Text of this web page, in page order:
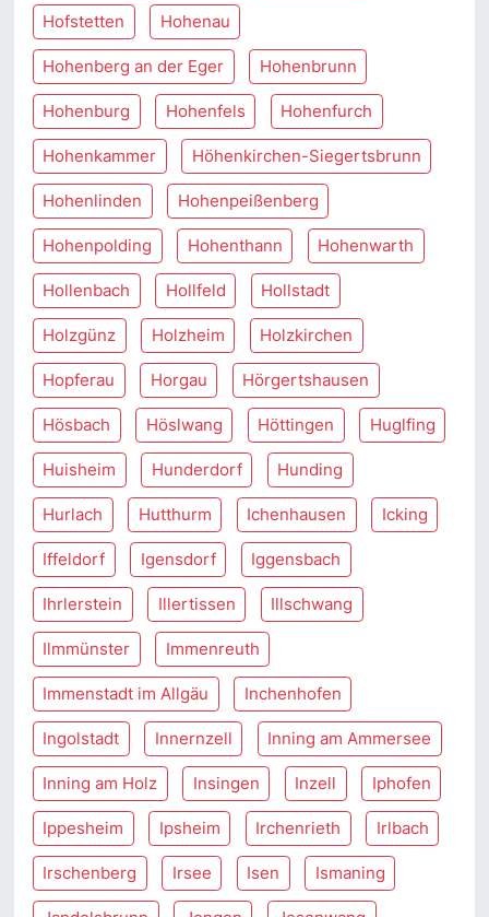
Hofstetten Hohenau
Hohenberg an der Eger Hohenbrunn
Hohenburg Hohenfels Hohenfurch
Hohenkammer Höhenkirchen-Siegertsbrunn
Hohenlinden Hohenpeißenberg
Hohenpolding Hohenthann Hohenwarth
Hollenbach Hollfeld Hollstadt
Holzgünz Holzheim Holzkirchen
Hopferau Horgau Hörgertshausen
Hösbach Höslwang Höttingen Huglfing
Huisheim Hunderdorf Hunding
Hurlach Hutthurm Ichenhausen Icking
Iffeldorf Igensdorf Iggensbach
Ihrlerstein Illertissen Illschwang
Ilmmünster Immenreuth
Immenstadt im Allgäu Inchenhofen
Ingolstadt Innernzell Inning am Ammersee
Inning am Holz Insingen Inzell Iphofen
Ippesheim Ipsheim Irchenrieth Irlbach
Irschenberg Irsee Isen Ismaning